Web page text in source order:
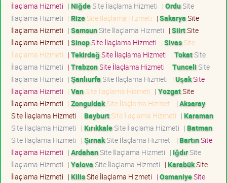
İlaçlama Hizmeti | NiğdeSite İlaçlama Hizmeti | OrduSite
İlaçlama Hizmeti | RizeSite İlaçlama Hizmeti | SakaryaSite
İlaçlama Hizmeti | SamsunSite İlaçlama Hizmeti | SiirtSite
İlaçlama Hizmeti | SinopSite İlaçlama Hizmeti | SivasSite
İlaçlama Hizmeti | TekirdağSite İlaçlama Hizmeti | TokatSite
İlaçlama Hizmeti | TrabzonSite İlaçlama Hizmeti | TunceliSite
İlaçlama Hizmeti | ŞanlıurfaSite İlaçlama Hizmeti | UşakSite
İlaçlama Hizmeti | VanSite İlaçlama Hizmeti | YozgatSite
İlaçlama Hizmeti | ZonguldakSite İlaçlama Hizmeti | Aksaray
Site İlaçlama Hizmeti | BayburtSite İlaçlama Hizmeti | Karaman
Site İlaçlama Hizmeti | KırıkkaleSite İlaçlama Hizmeti | Batman
Site İlaçlama Hizmeti | ŞırnakSite İlaçlama Hizmeti | BartınSite
İlaçlama Hizmeti | ArdahanSite İlaçlama Hizmeti | IğdırSite
İlaçlama Hizmeti | YalovaSite İlaçlama Hizmeti | KarabükSite
İlaçlama Hizmeti | KilisSite İlaçlama Hizmeti | OsmaniyeSite